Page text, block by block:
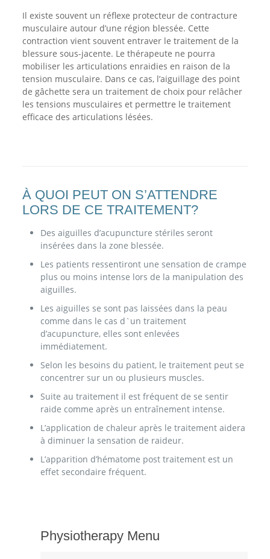
Il existe souvent un réflexe protecteur de contracture
musculaire autour d’une région blessée. Cette
contraction vient souvent entraver le traitement de la
blessure sous-jacente. Le thérapeute ne pourra
mobiliser les articulations enraidies en raison de la
tension musculaire. Dans ce cas, l’aiguillage des point
de gâchette sera un traitement de choix pour relâcher
les tensions musculaires et permettre le traitement
efficace des articulations lésées.
À QUOI PEUT ON S’ATTENDRE
LORS DE CE TRAITEMENT?
Des aiguilles d’acupuncture stériles seront
insérées dans la zone blessée.
Les patients ressentiront une sensation de crampe
plus ou moins intense lors de la manipulation des
aiguilles.
Les aiguilles se sont pas laissées dans la peau
comme dans le cas d`un traitement
d’acupuncture, elles sont enlevées
immédiatement.
Selon les besoins du patient, le traitement peut se
concentrer sur un ou plusieurs muscles.
Suite au traitement il est fréquent de se sentir
raide comme après un entraînement intense.
L’application de chaleur après le traitement aidera
à diminuer la sensation de raideur.
L’apparition d’hématome post traitement est un
effet secondaire fréquent.
Physiotherapy Menu